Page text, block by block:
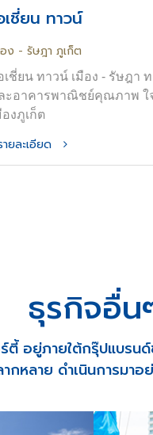
เชี่ยน ทาวน์
ง - รัษฎา ภูเก็ต
เชี่ยน ทาวน์ เมือง - รัษฎา
ะอาคารพาณิชย์คุณภาพ ใ
องภูเก็ต
ยละเอียด
ธุรกิจอื่น
ตี้ อยู่ภายใต้กรุ๊ปแบรน
กหลาย ดำเนินการมาอ